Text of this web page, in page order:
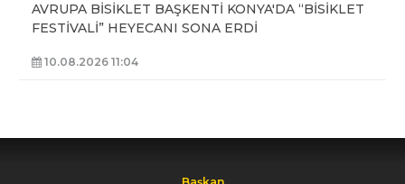
AVRUPA BİSİKLET BAŞKENTİ KONYA'DA “BİSİKLET
FESTİVALİ” HEYECANI SONA ERDİ
10.08.2026 11:04